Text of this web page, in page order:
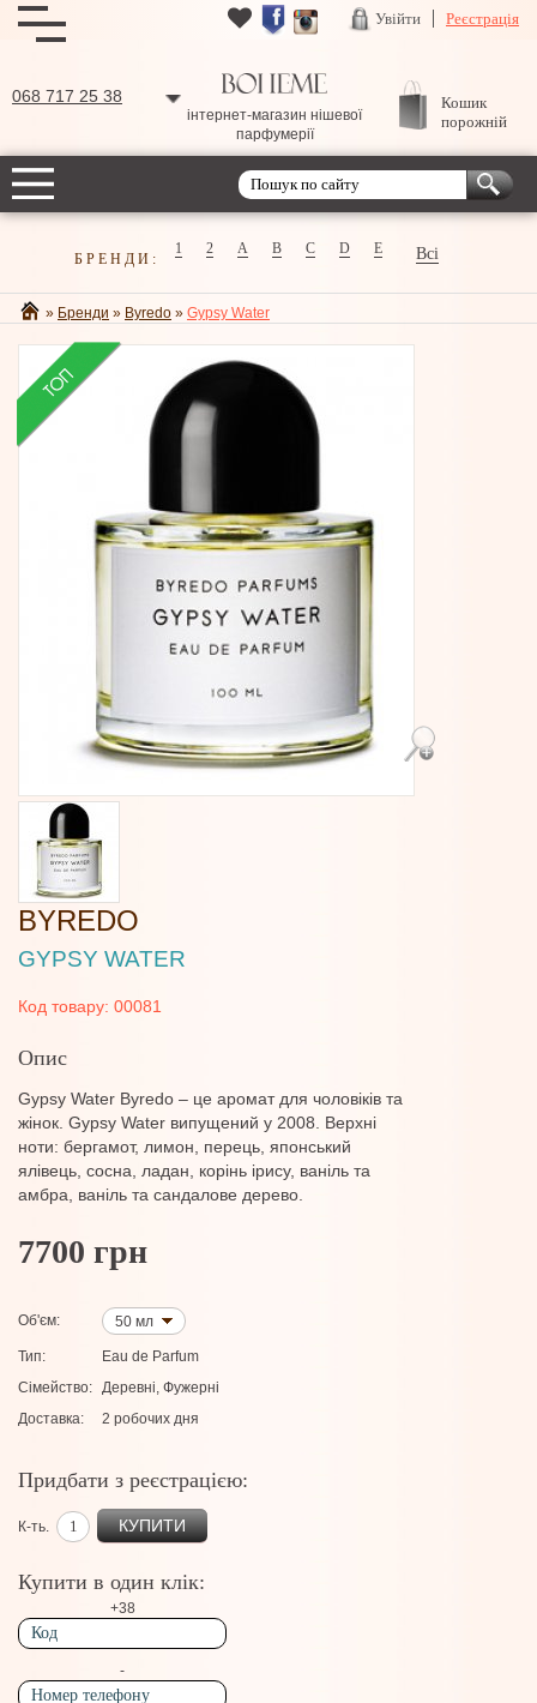
Увійти Реєстрація
068 717 25 38
інтернет-магазин нішевої
парфумерії
Кошик
порожній
БРЕНДИ:
1 2 A B C D E Всі
» Бренди » Byredo » Gypsy Water
BYREDO
GYPSY WATER
Код товару: 00081
Опис
Gypsy Water Byredo – це аромат для чоловіків та
жінок. Gypsy Water випущений у 2008. Верхні
ноти: бергамот, лимон, перець, японський
ялівець, сосна, ладан, корінь ірису, ваніль та
амбра, ваніль та сандалове дерево.
Об'єм: 50 мл
Тип:
Eau de Parfum
Сімейство: Деревні, Фужерні
Доставка:
2 робочих дня
7700 грн
Придбати з реєстрацією:
К-ть. КУПИТИ
Купити в один клік:
+38
-